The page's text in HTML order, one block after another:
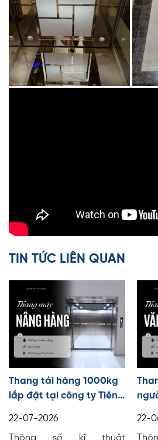
TIN TỨC LIÊN QUAN
Thang tải hàng 1000kg
lắp đặt tại công ty Tiên
22-07-2026
22-